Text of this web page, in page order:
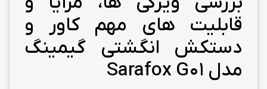
قابلیت های مهم کاور و
دستکش انگشتی گیمینگ
مدل Sarafox G01